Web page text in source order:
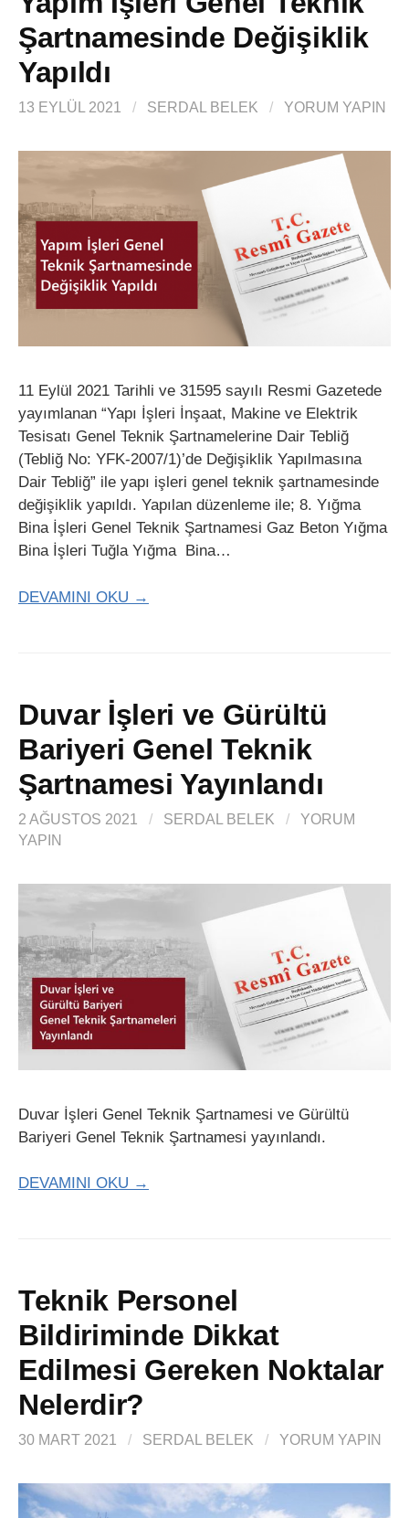
Şartnamesinde Değişiklik
Yapıldı
13 EYLÜL 2021 / SERDAL BELEK / YORUM YAPIN
11 Eylül 2021 Tarihli ve 31595 sayılı Resmi Gazetede
yayımlanan “Yapı İşleri İnşaat, Makine ve Elektrik
Tesisatı Genel Teknik Şartnamelerine Dair Tebliğ
(Tebliğ No: YFK-2007/1)’de Değişiklik Yapılmasına
Dair Tebliğ” ile yapı işleri genel teknik şartnamesinde
değişiklik yapıldı. Yapılan düzenleme ile; 8. Yığma
Bina İşleri Genel Teknik Şartnamesi Gaz Beton Yığma
Bina İşleri Tuğla Yığma Bina…
DEVAMINI OKU →
Duvar İşleri ve Gürültü
Bariyeri Genel Teknik
Şartnamesi Yayınlandı
2 AĞUSTOS 2021 / SERDAL BELEK /
YORUM
YAPIN
Duvar İşleri Genel Teknik Şartnamesi ve Gürültü
Bariyeri Genel Teknik Şartnamesi yayınlandı.
DEVAMINI OKU →
Teknik Personel
Bildiriminde Dikkat
Edilmesi Gereken Noktalar
Nelerdir?
30 MART 2021 / SERDAL BELEK / YORUM YAPIN